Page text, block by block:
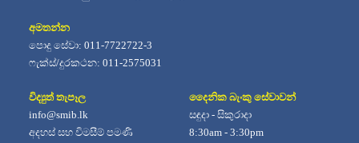
අමතන්න
පොදු සේවා: 011-7722722-3
ෆැක්ස්/දුරකථන: 011-2575031
විද්‍යුත් තැපෑල
info@smib.lk
අදහස් සහ විමසීම් පමණි
දෛනික බැංකු සේවාවන්
සඳුදා - සිකුරාදා
8:30am - 3:30pm